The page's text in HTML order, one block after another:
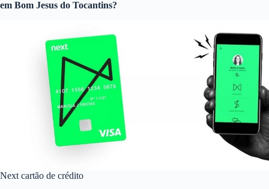
em Bom Jesus do Tocantins?
Next cartão de crédito